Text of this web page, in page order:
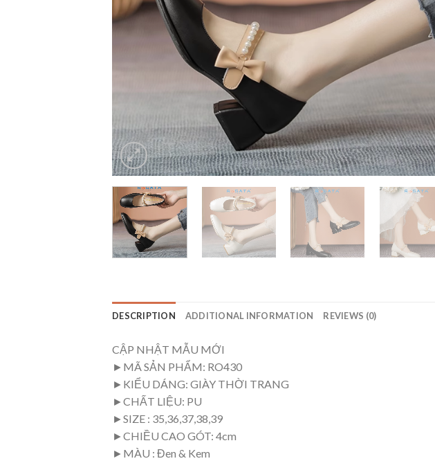
DESCRIPTION ADDITIONAL INFORMATION REVIEWS (0)
CẬP NHẬT MẪU MỚI
►MÃ SẢN PHẨM: RO430
►KIỂU DÁNG: GIÀY THỜI TRANG
►CHẤT LIỆU: PU
►SIZE : 35,36,37,38,39
►CHIỀU CAO GÓT: 4cm
►MÀU : Đen & Kem